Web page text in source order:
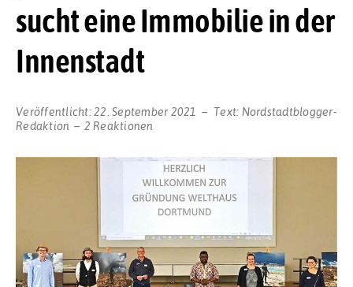
sucht eine Immobilie in der
Innenstadt
Veröffentlicht:22. September 2021 Text: Nordstadtblogger-
Redaktion
2 Reaktionen